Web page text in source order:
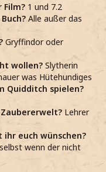
Film? 1 und 7.2
Alle außer das
Gryffindor oder
wollen? Slytherin
was Hütehundiges
Quidditch spielen?
Lehrer
euch wünschen?
wenn der nicht